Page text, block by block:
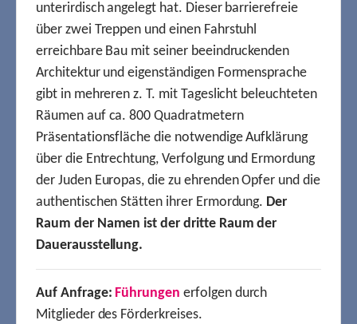
unterirdisch angelegt hat. Dieser barrierefreie
über zwei Treppen und einen Fahrstuhl
erreichbare Bau mit seiner beeindruckenden
Architektur und eigenständigen Formensprache
gibt in mehreren z. T. mit Tageslicht beleuchteten
Räumen auf ca. 800 Quadratmetern
Präsentationsfläche die notwendige Aufklärung
über die Entrechtung, Verfolgung und Ermordung
der Juden Europas, die zu ehrenden Opfer und die
authentischen Stätten ihrer Ermordung. Der
Raum der Namen ist der dritte Raum der
Dauerausstellung.
Auf Anfrage: Führungen erfolgen durch
Mitglieder des Förderkreises.